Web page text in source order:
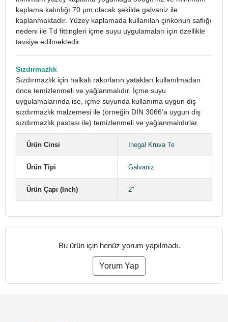
kaplama kalınlığı 70 µm olacak şekilde galvaniz ile
kaplanmaktadır. Yüzey kaplamada kullanılan çinkonun saflığı
nedeni ile Td fittingleri içme suyu uygulamaları için özellikle
tavsiye edilmektedir.
Sızdırmazlık
Sızdırmazlık için halkalı rakorların yatakları kullanılmadan
önce temizlenmeli ve yağlanmalıdır. İçme suyu
uygulamalarında ise, içme suyunda kullanıma uygun diş
sızdırmazlık malzemesi ile (örneğin DIN 3066’a uygun diş
sızdırmazlık pastası ile) temizlenmeli ve yağlanmalıdırlar.
Ürün Cinsi İnegal Kruva Te
Ürün Tipi Galvaniz
Ürün Çapı (Inch) 2"
Bu ürün için henüz yorum yapılmadı.
Yorum Yap